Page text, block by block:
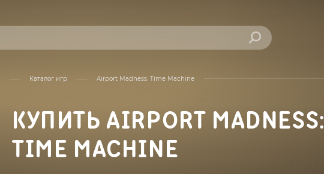
Каталог игр Airport Madness: Time Machine
КУПИТЬ AIRPORT MADNESS:
TIME MACHINE